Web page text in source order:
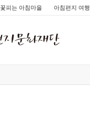
꽃피는 아침마을 아침편지 여행